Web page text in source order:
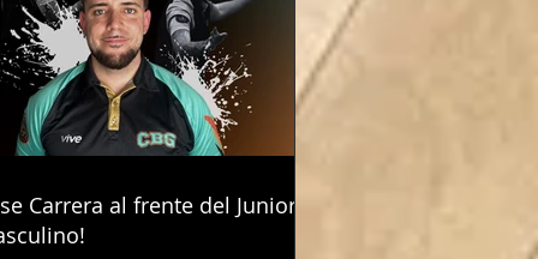
Carrera al frente del Junior
Carrera al frente del Junior